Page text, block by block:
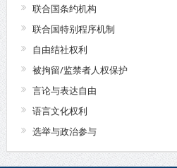
联合国条约机构
联合国特别程序机制
自由结社权利
被拘留/监禁者人权保护
言论与表达自由
语言文化权利
选举与政治参与